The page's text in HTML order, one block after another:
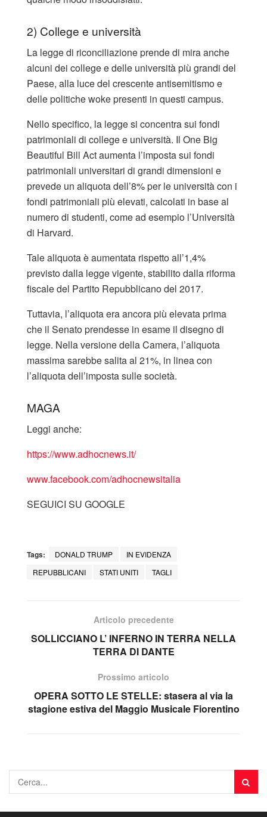
2) College e università
La legge di riconciliazione prende di mira anche
alcuni dei college e delle università più grandi del
Paese, alla luce del crescente antisemitismo e
delle politiche woke presenti in questi campus.
Nello specifico, la legge si concentra sui fondi
patrimoniali di college e università. Il One Big
Beautiful Bill Act aumenta l’imposta sui fondi
patrimoniali universitari di grandi dimensioni e
prevede un aliquota dell’8% per le università con i
fondi patrimoniali più elevati, calcolati in base al
numero di studenti, come ad esempio l’Università
di Harvard.
Tale aliquota è aumentata rispetto all’1,4%
previsto dalla legge vigente, stabilito dalla riforma
fiscale del Partito Repubblicano del 2017.
Tuttavia, l’aliquota era ancora più elevata prima
che il Senato prendesse in esame il disegno di
legge. Nella versione della Camera, l’aliquota
massima sarebbe salita al 21%, in linea con
l’aliquota dell’imposta sulle società.
MAGA
Leggi anche:
https://www.adhocnews.it/
www.facebook.com/adhocnewsitalia
SEGUICI SU GOOGLE
Tags: DONALD TRUMP
IN EVIDENZA
REPUBBLICANI
STATI UNITI TAGLI
Articolo precedente
SOLLICCIANO L’ INFERNO IN TERRA NELLA
TERRA DI DANTE
Prossimo articolo
OPERA SOTTO LE STELLE: stasera al via la
stagione estiva del Maggio Musicale Fiorentino